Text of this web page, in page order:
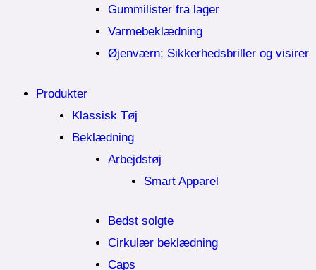
Gummilister fra lager
Varmebeklædning
Øjenværn; Sikkerhedsbriller og visirer
Produkter
Klassisk Tøj
Beklædning
Arbejdstøj
Smart Apparel
Bedst solgte
Cirkulær beklædning
Caps